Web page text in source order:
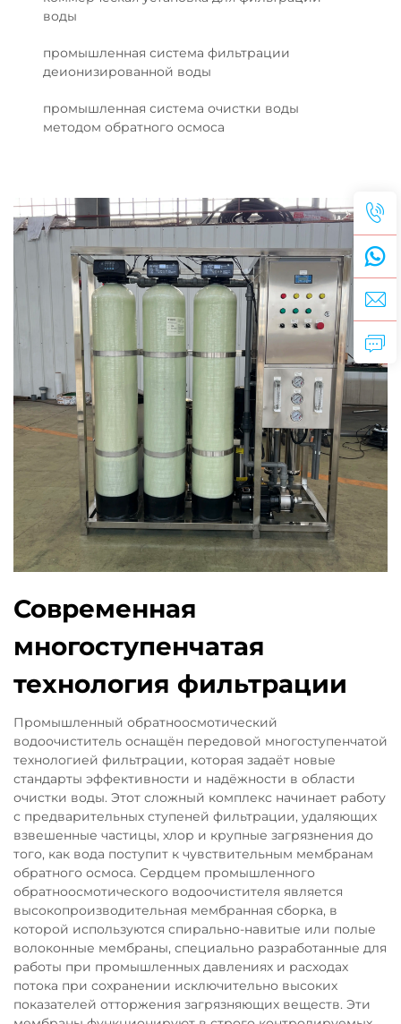
воды
промышленная система фильтрации
деионизированной воды
промышленная система очистки воды
методом обратного осмоса
Современная
многоступенчатая
технология фильтрации
Промышленный обратноосмотический
водоочиститель оснащён передовой многоступенчатой
технологией фильтрации, которая задаёт новые
стандарты эффективности и надёжности в области
очистки воды. Этот сложный комплекс начинает работу
с предварительных ступеней фильтрации, удаляющих
взвешенные частицы, хлор и крупные загрязнения до
того, как вода поступит к чувствительным мембранам
обратного осмоса. Сердцем промышленного
обратноосмотического водоочистителя является
высокопроизводительная мембранная сборка, в
которой используются спирально-навитые или полые
волоконные мембраны, специально разработанные для
работы при промышленных давлениях и расходах
потока при сохранении исключительно высоких
показателей отторжения загрязняющих веществ. Эти